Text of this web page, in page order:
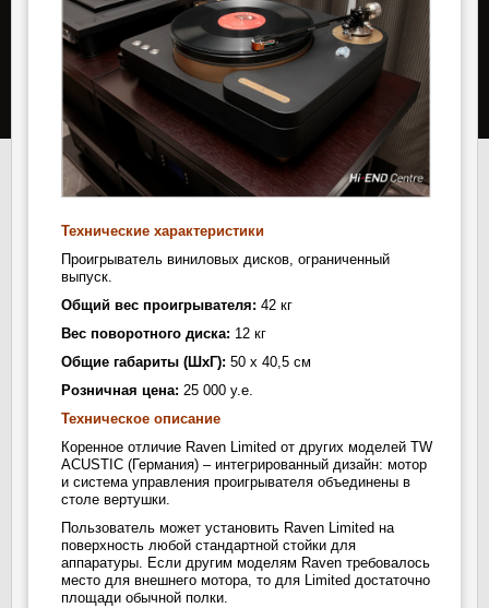
Технические характеристики
Проигрыватель виниловых дисков, ограниченный
выпуск.
Общий вес проигрывателя: 42 кг
Вес поворотного диска: 12 кг
Общие габариты (ШxГ): 50 x 40,5 см
Розничная цена: 25 000 у.е.
Техническое описание
Коренное отличие Raven Limited от других моделей TW
ACUSTIC (Германия) – интегрированный дизайн: мотор
и система управления проигрывателя объединены в
столе вертушки.
Пользователь может установить Raven Limited на
поверхность любой стандартной стойки для
аппаратуры. Если другим моделям Raven требовалось
место для внешнего мотора, то для Limited достаточно
площади обычной полки.